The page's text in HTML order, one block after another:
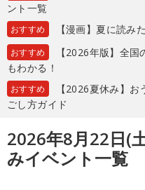
ント一覧
おすすめ 【漫画】夏に読み
おすすめ
【2026年版】全
もわかる！
おすすめ
【2026夏休み】
ごし方ガイド
2026年8月22日(
みイベント一覧